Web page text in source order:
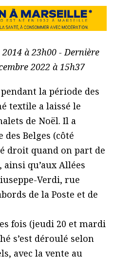
à 23h00 - Dernière
2022 à 15h37
la période des
textile a laissé le
de Noël. Il a
des Belges (côté
droit quand on part de
ainsi qu’aux Allées
Verdi, rue
de la Poste et de
fois (jeudi 20 et mardi
s’est déroulé selon
avec la vente au